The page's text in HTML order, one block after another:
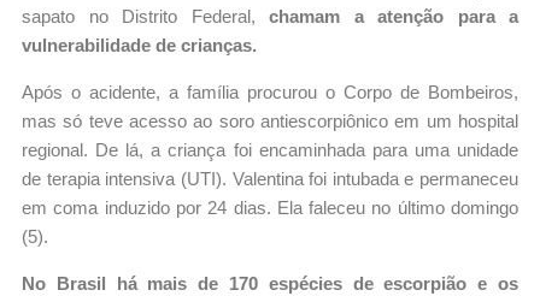
sapato no Distrito Federal, chamam a atenção para a
vulnerabilidade de crianças.
Após o acidente, a família procurou o Corpo de Bombeiros,
mas só teve acesso ao soro antiescorpiônico em um hospital
regional. De lá, a criança foi encaminhada para uma unidade
de terapia intensiva (UTI). Valentina foi intubada e permaneceu
em coma induzido por 24 dias. Ela faleceu no último domingo
(5).
No Brasil há mais de 170 espécies de escorpião e os